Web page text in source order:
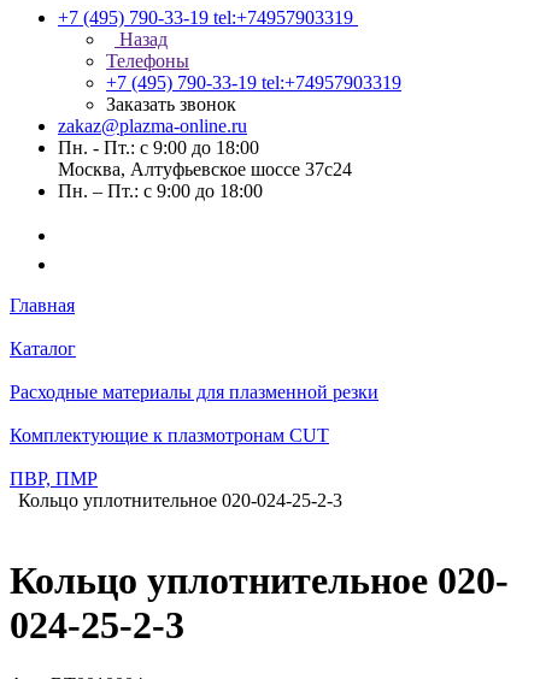
+7 (495) 790-33-19 tel:+74957903319
Назад
Телефоны
+7 (495) 790-33-19 tel:+74957903319
Заказать звонок
zakaz@plazma-online.ru
Пн. - Пт.: с 9:00 до 18:00
Москва, Алтуфьевское шоссе 37с24
Пн. – Пт.: с 9:00 до 18:00
Главная
Каталог
Расходные материалы для плазменной резки
Комплектующие к плазмотронам CUT
ПВР, ПМР
Кольцо уплотнительное 020-024-25-2-3
Кольцо уплотнительное 020-
024-25-2-3